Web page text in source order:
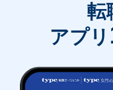
転
アプリ